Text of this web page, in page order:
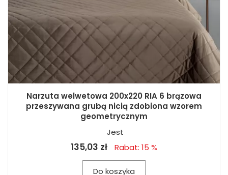
Narzuta welwetowa 200x220 RIA 6 brązowa
przeszywana grubą nicią zdobiona wzorem
geometrycznym
Jest
135,03 zł Rabat: 15 %
Do koszyka